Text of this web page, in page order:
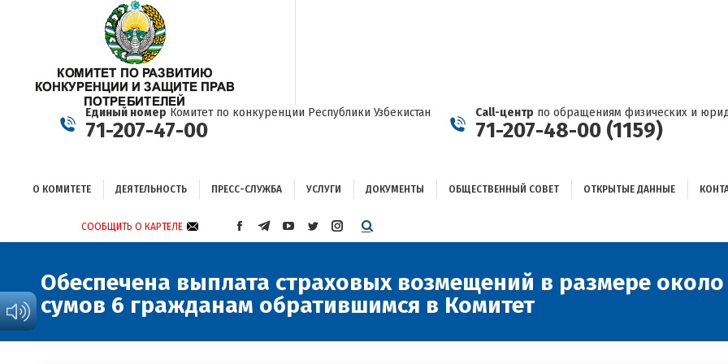
Единый номер Комитет по конкуренции Республики Узбекистан
71-207-47-00
Call-центр по обращениям физических и
71-207-48-00 (1159)
О КОМИТЕТЕ ДЕЯТЕЛЬНОСТЬ ПРЕСС-СЛУЖБА УСЛУГИ ДОКУМЕНТЫ ОБЩЕСТВЕННЫЙ СОВЕТ ОТКРЫТЫЕ ДАННЫЕ
СООБЩИТЬ О КАРТЕЛЕ
СТРАНИЦА
В
НОВОМ
ОКНЕ
СТРАНИЦА
В
НОВОМ
ОКНЕ
СТРАНИЦА
В
НОВОМ
ОКНЕ
СТРАНИЦА
В
НОВОМ
ОКНЕ
СТРАНИЦА
В
НОВОМ
ОКНЕ
Обеспечена выплата страховых возмещений в размере
сумов 6 гражданам обратившимся в Комитет
О КОМИТЕТЕ ДЕЯТЕЛЬНОСТЬ